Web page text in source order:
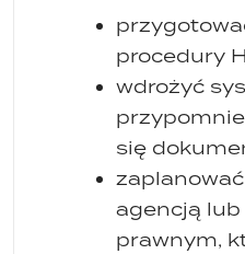
procedury
wdrożyć
się
agencją
prawnym,